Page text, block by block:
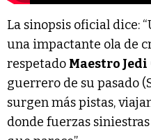
La sinopsis oficial dice:
una impactante ola de
respetado Maestro Jedi
guerrero de su pasado
surgen más pistas,
donde fuerzas